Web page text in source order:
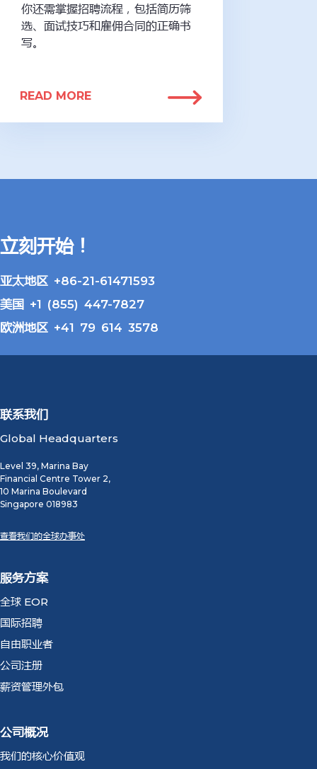
你还需掌握招聘流程，包括简历筛
选、面试技巧和雇佣合同的正确书
写。
READ MORE
立刻开始！
亚太地区 +86-21-61471593
美国 +1 (855) 447-7827
欧洲地区 +41 79 614 3578
联系我们
Global Headquarters
Level 39, Marina Bay
Financial Centre Tower 2,
10 Marina Boulevard
Singapore 018983
查看我们的全球办事处
服务方案
全球 EOR
国际招聘
自由职业者
公司注册
薪资管理外包
公司概况
我们的核心价值观